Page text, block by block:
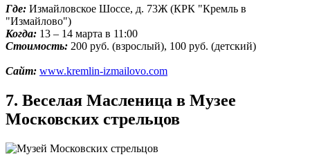
Где: Измайловское Шоссе, д. 73Ж (КРК "Кремль в
"Измайлово")
Когда: 13 – 14 марта в 11:00
Стоимость: 200 руб. (взрослый), 100 руб. (детский)
Сайт: www.kremlin-izmailovo.com
7. Веселая Масленица в Музее
Московских стрельцов